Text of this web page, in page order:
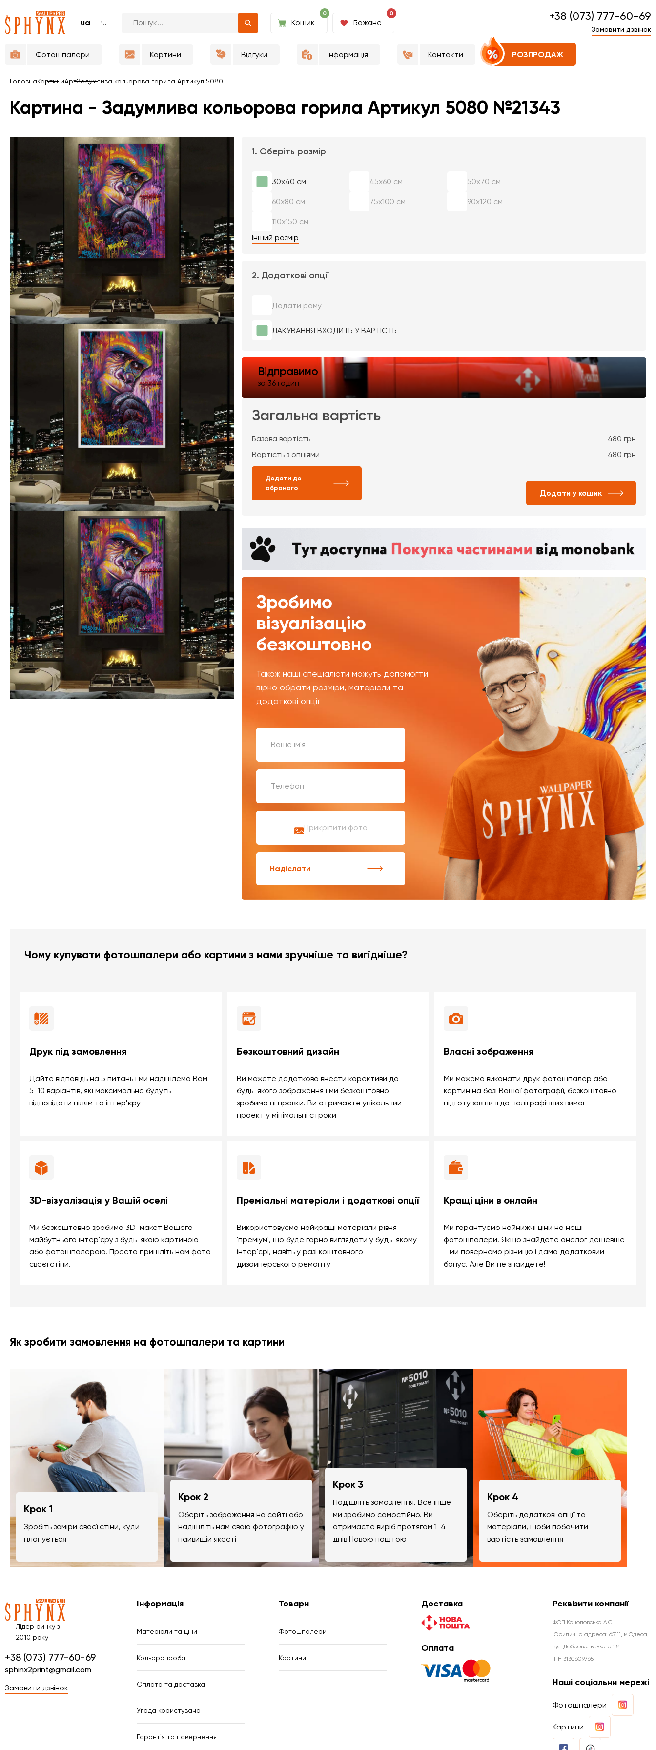
ua ru
0
Кошик
0
Бажане
+38 (073) 777-60-69
Замовити дзвінок
Фотошпалери Картини Відгуки Інформація Контакти РОЗПРОДАЖ
ГоловнаКартиниАртЗадумлива кольорова горила Артикул 5080
Картина - Задумлива кольорова горила Артикул 5080 №21343
1. Оберіть розмір
30х40 см 45х60 см 50х70 см
60х80 см 75х100 см 90х120 см
110х150 см
Інший розмір
2. Додаткові опції
Додати раму
ЛАКУВАННЯ ВХОДИТЬ У ВАРТІСТЬ
Відправимо
за 36 годин
Загальна вартість
Базова вартість 480 грн
Вартість з опціями
480 грн
Додати до
обраного
Додати у кошик
Зробимо
візуалізацію
безкоштовно
Також наші спеціалісти можуть допомогти
вірно обрати розміри, матеріали та
додаткові опції
Прикріпити фото
Надіслати
Чому купувати фотошпалери або картини з нами зручніше та вигідніше?
Друк під замовлення
Дайте відповідь на 5 питань і ми надішлемо Вам
5-10 варіантів, які максимально будуть
відповідати цілям та інтер'єру
Безкоштовний дизайн
Ви можете додатково внести корективи до
будь-якого зображення і ми безкоштовно
зробимо ці правки. Ви отримаєте унікальний
проект у мінімальні строки
Власні зображення
Ми можемо виконати друк фотошпалер або
картин на базі Вашої фотографії, безкоштовно
підготувавши її до поліграфічних вимог
3D-візуалізація у Вашій оселі
Ми безкоштовно зробимо 3D-макет Вашого
майбутнього інтер'єру з будь-якою картиною
або фотошпалерою. Просто пришліть нам фото
своєї стіни.
Преміальні матеріали і додаткові опції
Використовуємо найкращі матеріали рівня
'преміум', що буде гарно виглядати у будь-якому
інтер'єрі, навіть у разі коштовного
дизайнерського ремонту
Кращі ціни в онлайн
Ми гарантуємо найнижчі ціни на наші
фотошпалери. Якщо знайдете аналог дешевше
- ми повернемо різницю і дамо додатковий
бонус. Але Ви не знайдете!
Як зробити замовлення на фотошпалери та картини
Крок 1
Зробіть заміри своєї стіни, куди
планується
Крок 2
Оберіть зображення на сайті або
надішліть нам свою фотографію у
найвищій якості
Крок 3
Надішліть замовлення. Все інше
ми зробимо самостійно. Ви
отримаєте виріб протягом 1-4
днів Новою поштою
Крок 4
Оберіть додаткові опції та
матеріали, щоби побачити
вартість замовлення
Лідер ринку з
2010 року
+38 (073) 777-60-69
sphinx2print@gmail.com
Замовити дзвінок
Інформація
Матеріали та ціни
Кольоропроба
Оплата та доставка
Угода користувача
Гарантія та повернення
Товари
Фотошпалери
Картини
Доставка
Оплата
Реквізити компанії
ФОП Коцоловська А.С.
Юридична aдреса: 65111, м.Одеса,
вул.Добровольського 134
ІПН 3130609765
Наші соціальни мережі
Фотошпалери
Картини